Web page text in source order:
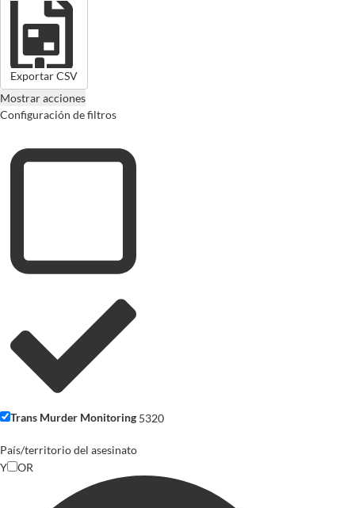
Exportar CSV
Mostrar acciones
Configuración de filtros
Trans Murder Monitoring 5320
País/territorio del asesinato
Y
OR